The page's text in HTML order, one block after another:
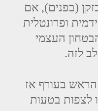
(בפנים), אם
ופרונטלית
העצמי
לזה.
בעורף אז
לצפות בטעות